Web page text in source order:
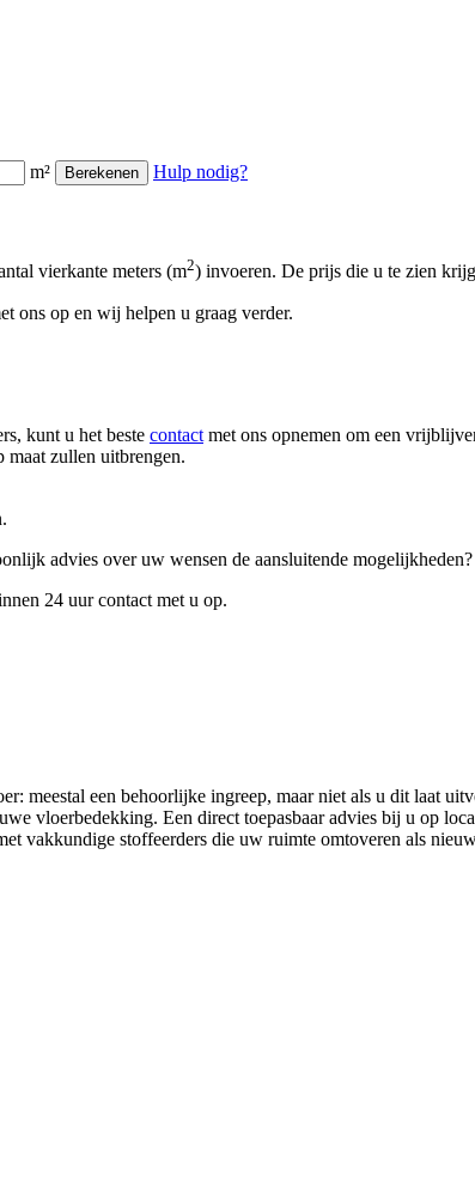
m² Berekenen Hulp nodig?
vierkante meters (m2) invoeren. De prijs die u te zien
ons op en wij helpen u graag verder.
kunt u het beste contact met ons opnemen om een
zullen uitbrengen.
advies over uw wensen de aansluitende mogelijkheden?
24 uur contact met u op.
meestal een behoorlijke ingreep, maar niet als u dit laat
vloerbedekking. Een direct toepasbaar advies bij u op
vakkundige stoffeerders die uw ruimte omtoveren als